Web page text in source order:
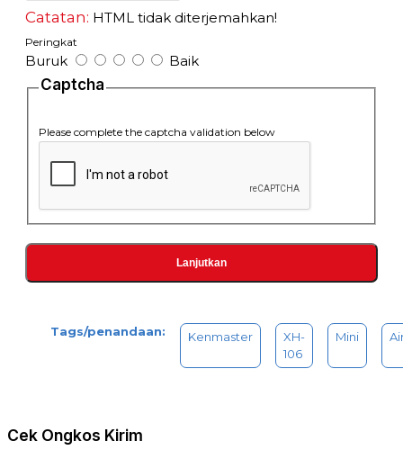
warna yg ready maka jika warna yang dipilih tidak ready,
Catatan: HTML tidak diterjemahkan!
Peringkat
Buruk Baik
Captcha
Please complete the captcha validation below
Lanjutkan
Tags/penandaan: Kenmaster
XH-
106
Mini
Cek Ongkos Kirim